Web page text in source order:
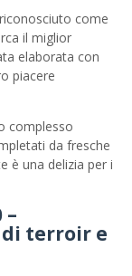
come
il miglior
elaborata con
piacere
complesso
da fresche
è una delizia per i
–
di terroir e